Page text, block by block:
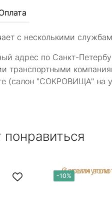
с несколькими
адрес по Санкт-
транспортными
(салон "СОКРОВИЩА" на
-10%